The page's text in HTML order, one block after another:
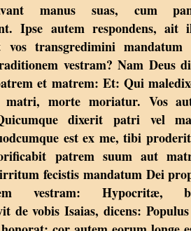
manus suas, cum
Ipse autem respondens, ait
vos transgredimini mandatum
vestram? Nam Deus
et matrem: Et: Qui
morte moriatur. Vos
dixerit patri vel
est ex me, tibi
patrem suum aut
fecistis mandatum Dei
vestram: Hypocritæ,
de vobis Isaias, dicens: